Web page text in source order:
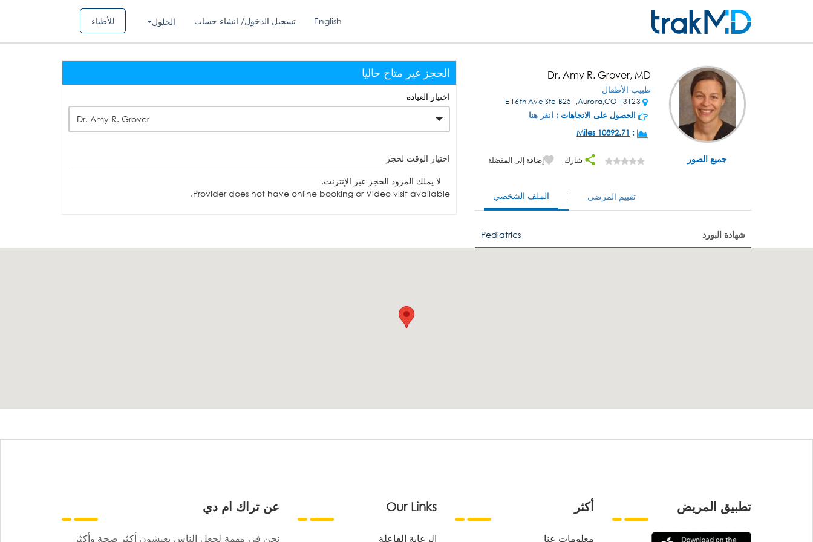
للأطباء الحلول تسجيل الدخول/ انشاء حساب English
جميع الصور
Dr. Amy R. Grover, MD
طبيب الأطفال
13123 E 16th Ave Ste B251,Aurora,CO
الحصول على الاتجاهات : انقر هنا
:
10892.71 Miles
شارك إضافة إلى المفضلة
الملف الشخصي تقييم المرضى
شهادة البورد Pediatrics
الحجز غير متاح حاليا
اختيار العيادة
Dr. Amy R. Grover
اختيار الوقت لحجز
لا يملك المزود الحجز عبر الإنترنت.
Provider does not have online booking or Video visit available.
عن تراك ام دي
نحن في مهمة لجعل الناس يعيشون أكثر صحة وأكثر
Our Links
الرعاية الفاعلة
أكثر
معلومات عنا
تطبيق المريض